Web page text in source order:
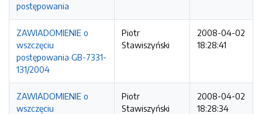
postępowania
ZAWIADOMIENIE o
wszczęciu
postępowania GB-7331-
131/2004
Piotr
Stawiszyński
2008-04-02
18:28:41
ZAWIADOMIENIE o
wszczęciu
Piotr
Stawiszyński
2008-04-02
18:28:34